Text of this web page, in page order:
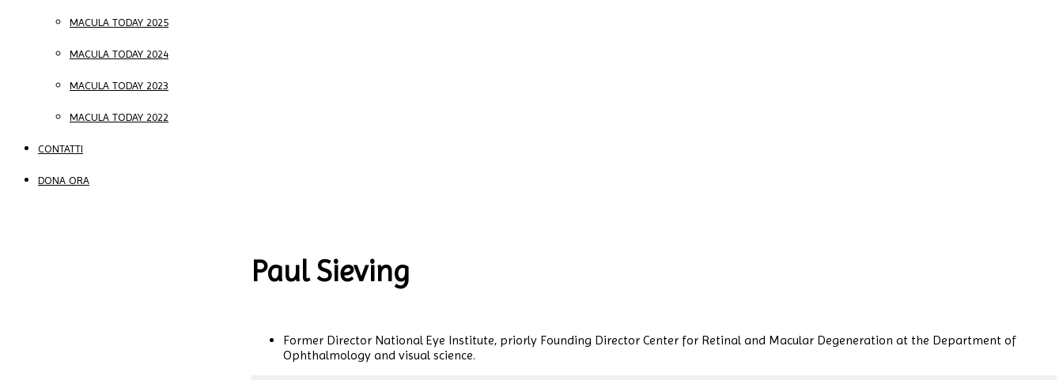
MACULA TODAY 2025
MACULA TODAY 2024
MACULA TODAY 2023
MACULA TODAY 2022
CONTATTI
DONA ORA
Paul Sieving
Former Director National Eye Institute, priorly Founding Director Center for Retinal and Macular Degeneration at the Department of
Ophthalmology and visual science.